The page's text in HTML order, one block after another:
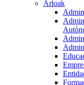
Arloak